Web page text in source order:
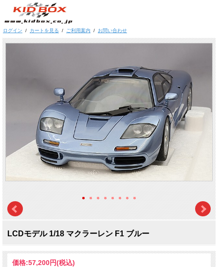
ログイン / カートを見る / ご利用案内 / お問い合わせ
LCDモデル 1/18 マクラーレン F1 ブルー
価格:57,200円(税込)